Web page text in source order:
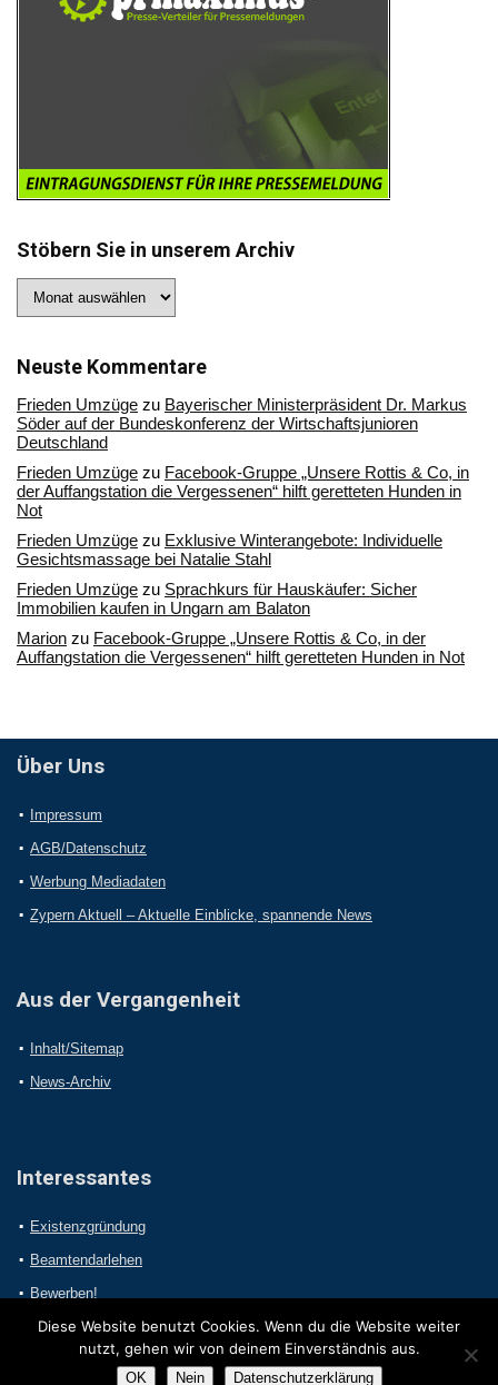
Stöbern Sie in unserem Archiv
Sie
Archiv
Neuste Kommentare
Frieden Umzüge zu Bayerischer Ministerpräsident Dr. Markus
Söder auf der Bundeskonferenz der Wirtschaftsjunioren
Deutschland
Frieden Umzüge zu Facebook-Gruppe „Unsere Rottis & Co, in
der Auffangstation die Vergessenen“ hilft geretteten Hunden in
Not
Frieden Umzüge zu Exklusive Winterangebote: Individuelle
Gesichtsmassage bei Natalie Stahl
Frieden Umzüge zu Sprachkurs für Hauskäufer: Sicher
Immobilien kaufen in Ungarn am Balaton
Marion zu Facebook-Gruppe „Unsere Rottis & Co, in der
Auffangstation die Vergessenen“ hilft geretteten Hunden in Not
Über Uns
Impressum
AGB/Datenschutz
Werbung Mediadaten
Zypern Aktuell – Aktuelle Einblicke, spannende News
Aus der Vergangenheit
Inhalt/Sitemap
News-Archiv
Interessantes
Existenzgründung
Beamtendarlehen
Bewerben!
2017 Online-Presseportal.com. Alle Rechte vorbehalten.
Diese Website benutzt Cookies. Wenn du die Website weiter
nutzt, gehen wir von deinem Einverständnis aus.
OK Nein Datenschutzerklärung